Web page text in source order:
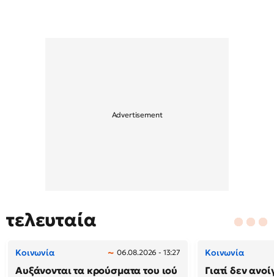
τελευταία
Κοινωνία 06.08.2026 - 13:27
Αυξάνονται τα κρούσματα του ιού
Κοινωνία
Γιατί δεν